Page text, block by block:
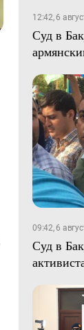
12:42, 6
Суд в
09:42, 6
Суд в